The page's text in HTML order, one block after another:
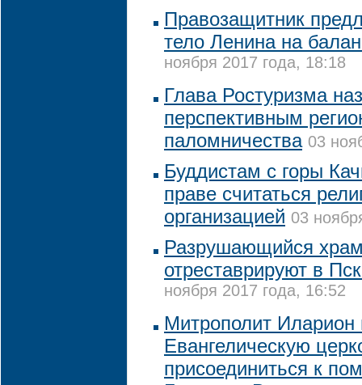
Правозащитник
тело Ленина на
ноября 2017 года, 18:18
Глава Ростуризма
перспективным
паломничества 03
Буддистам с горы
праве считаться
организацией 03
Разрушающийся
отреставрируют в
ноября 2017 года, 16:52
Митрополит Иларион
Евангелическую
присоединиться к